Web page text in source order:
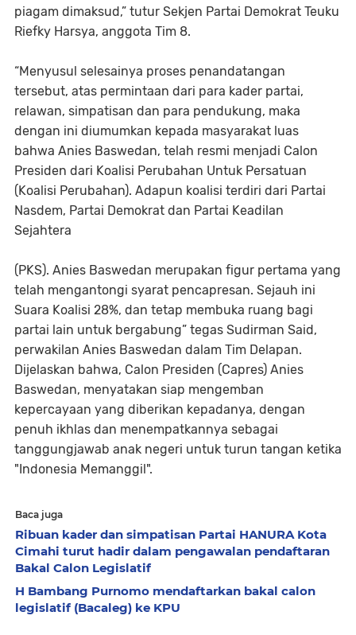
piagam dimaksud,” tutur Sekjen Partai Demokrat Teuku
Riefky Harsya, anggota Tim 8.
“Menyusul selesainya proses penandatangan
tersebut, atas permintaan dari para kader partai,
relawan, simpatisan dan para pendukung, maka
dengan ini diumumkan kepada masyarakat luas
bahwa Anies Baswedan, telah resmi menjadi Calon
Presiden dari Koalisi Perubahan Untuk Persatuan
(Koalisi Perubahan). Adapun koalisi terdiri dari Partai
Nasdem, Partai Demokrat dan Partai Keadilan
Sejahtera
(PKS). Anies Baswedan merupakan figur pertama yang
telah mengantongi syarat pencapresan. Sejauh ini
Suara Koalisi 28%, dan tetap membuka ruang bagi
partai lain untuk bergabung” tegas Sudirman Said,
perwakilan Anies Baswedan dalam Tim Delapan.
Dijelaskan bahwa, Calon Presiden (Capres) Anies
Baswedan, menyatakan siap mengemban
kepercayaan yang diberikan kepadanya, dengan
penuh ikhlas dan menempatkannya sebagai
tanggungjawab anak negeri untuk turun tangan ketika
"Indonesia Memanggil".
Baca juga
Ribuan kader dan simpatisan Partai HANURA Kota
Cimahi turut hadir dalam pengawalan pendaftaran
Bakal Calon Legislatif
H Bambang Purnomo mendaftarkan bakal calon
legislatif (Bacaleg) ke KPU